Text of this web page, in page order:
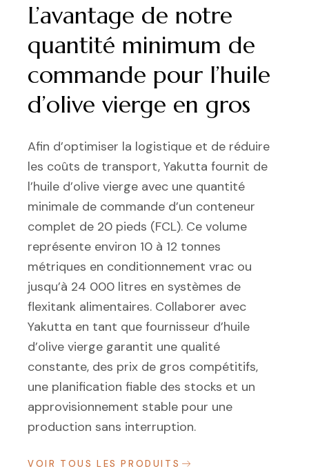
L’avantage de notre
quantité minimum de
commande pour l’huile
d’olive vierge en gros
Afin d’optimiser la logistique et de réduire
les coûts de transport, Yakutta fournit de
l’huile d’olive vierge avec une quantité
minimale de commande d’un conteneur
complet de 20 pieds (FCL). Ce volume
représente environ 10 à 12 tonnes
métriques en conditionnement vrac ou
jusqu’à 24 000 litres en systèmes de
flexitank alimentaires. Collaborer avec
Yakutta en tant que fournisseur d’huile
d’olive vierge garantit une qualité
constante, des prix de gros compétitifs,
une planification fiable des stocks et un
approvisionnement stable pour une
production sans interruption.
VOIR TOUS LES PRODUITS